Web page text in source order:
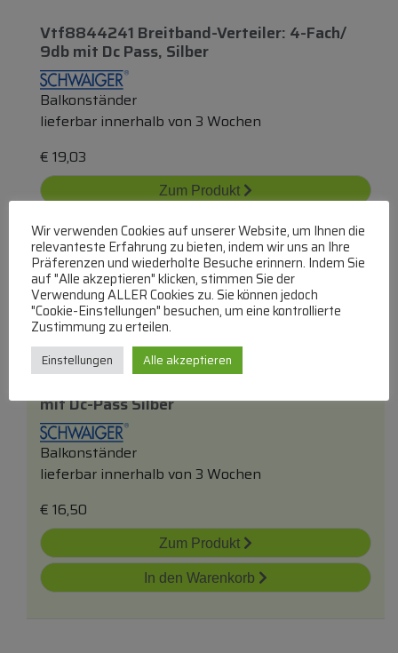
Vtf8844241 Breitband-Verteiler: 4-Fach/
9dbmit Dc Pass, Silber
Balkonständer
lieferbar innerhalb von 3 Wochen
€ 19,03
Zum Produkt
In den Warenkorb
mitDc-Pass Silber
Balkonständer
lieferbar innerhalb von 3 Wochen
€ 16,50
Zum Produkt
In den Warenkorb
Wir verwenden Cookies auf unserer Website, um Ihnen die
relevanteste Erfahrung zu bieten, indem wir uns an Ihre
Präferenzen und wiederholte Besuche erinnern. Indem Sie
auf "Alle akzeptieren" klicken, stimmen Sie der
Verwendung ALLER Cookies zu. Sie können jedoch
"Cookie-Einstellungen" besuchen, um eine kontrollierte
Zustimmung zu erteilen.
Einstellungen Alle akzeptieren